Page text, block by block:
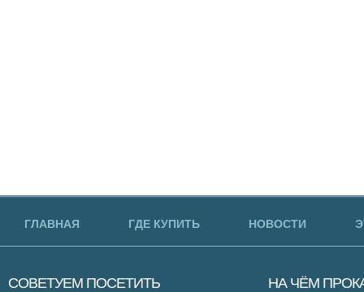
ГЛАВНАЯ ГДЕ КУПИТЬ НОВОСТИ
СОВЕТУЕМ ПОСЕТИТЬ НА ЧЁМ